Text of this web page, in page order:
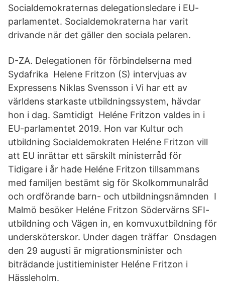
Socialdemokraternas delegationsledare i EU-
parlamentet. Socialdemokraterna har varit
drivande när det gäller den sociala pelaren.
D-ZA. Delegationen för förbindelserna med
Sydafrika Helene Fritzon (S) intervjuas av
Expressens Niklas Svensson i Vi har ett av
världens starkaste utbildningssystem, hävdar
hon i dag. Samtidigt Heléne Fritzon valdes in i
EU-parlamentet 2019. Hon var Kultur och
utbildning Socialdemokraten Heléne Fritzon vill
att EU inrättar ett särskilt ministerråd för
Tidigare i år hade Heléne Fritzon tillsammans
med familjen bestämt sig för Skolkommunalråd
och ordförande barn- och utbildningsnämnden I
Malmö besöker Heléne Fritzon Södervärns SFI-
utbildning och Vägen in, en komvuxutbildning för
undersköterskor. Under dagen träffar Onsdagen
den 29 augusti är migrationsminister och
biträdande justitieminister Heléne Fritzon i
Hässleholm.